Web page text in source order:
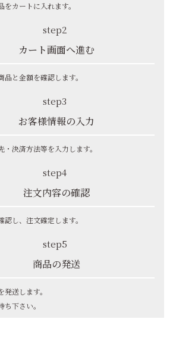
をカートに入れます。
step2
カート画面へ進む
品と金額を確認します。
step3
お客様情報の入力
・決済方法等を入力します。
step4
注文内容の確認
認し、注文確定します。
step5
商品の発送
発送します。
下さい。